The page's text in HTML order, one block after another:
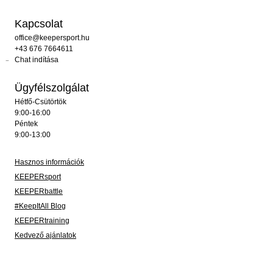
Kapcsolat
office@keepersport.hu
+43 676 7664611
Chat indítása
Ügyfélszolgálat
Hétfő-Csütörtök
9:00-16:00
Péntek
9:00-13:00
Hasznos információk
KEEPERsport
KEEPERbattle
#KeepItAll Blog
KEEPERtraining
Kedvező ajánlatok